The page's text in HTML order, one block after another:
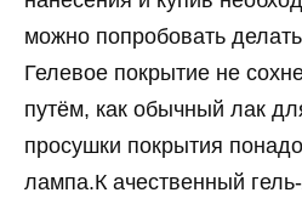
можно попробовать
Гелевое покрытие не
путём, как обычный лак
просушки покрытия
лампа.К ачественный